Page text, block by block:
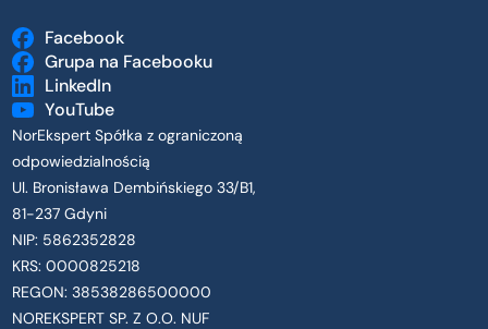
Facebook
Grupa na Facebooku
LinkedIn
YouTube
NorEkspert Spółka z ograniczoną
odpowiedzialnością
Ul. Bronisława Dembińskiego 33/B1,
81-237 Gdyni
NIP: 5862352828
KRS: 0000825218
REGON: 38538286500000
NOREKSPERT SP. Z O.O. NUF